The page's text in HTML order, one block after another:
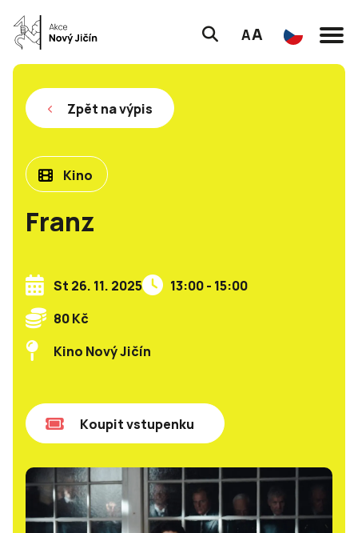
AA
Zpět na výpis
Kino
Franz
St 26. 11. 2025
13:00 - 15:00
80 Kč
Kino Nový Jičín
Koupit vstupenku